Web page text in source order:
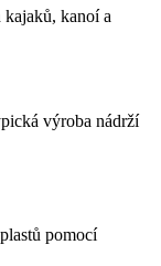
kanoí a
výroba nádrží
pomocí